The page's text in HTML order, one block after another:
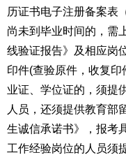
历证书电子注册备案表
尚未到毕业时间的，需
线验证报告》及相应岗
印件(查验原件，收复印
业证、学位证的，须提
人员，还须提供教育部
生诚信承诺书》，报考
工作经验岗位的人员须